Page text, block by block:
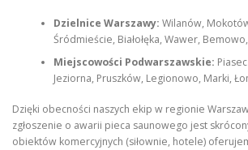
Dzielnice Warszawy: Wilanów,
Śródmieście, Białołęka, Wawer, Bemowo,
Miejscowości Podwarszawskie:
Jeziorna, Pruszków, Legionowo, Marki,
Dzięki obecności naszych ekip w regionie
zgłoszenie o awarii pieca saunowego jest
obiektów komercyjnych (siłownie, hotele)